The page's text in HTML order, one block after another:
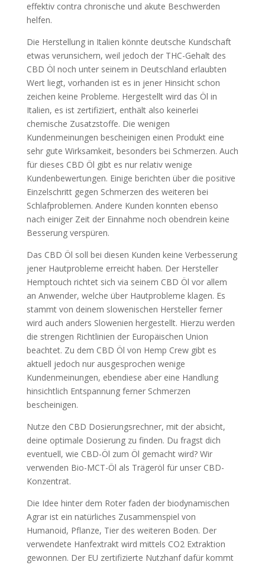
effektiv contra chronische und akute Beschwerden
helfen.
Die Herstellung in Italien könnte deutsche Kundschaft
etwas verunsichern, weil jedoch der THC-Gehalt des
CBD Öl noch unter seinem in Deutschland erlaubten
Wert liegt, vorhanden ist es in jener Hinsicht schon
zeichen keine Probleme. Hergestellt wird das Öl in
Italien, es ist zertifiziert, enthält also keinerlei
chemische Zusatzstoffe. Die wenigen
Kundenmeinungen bescheinigen einen Produkt eine
sehr gute Wirksamkeit, besonders bei Schmerzen. Auch
für dieses CBD Öl gibt es nur relativ wenige
Kundenbewertungen. Einige berichten über die positive
Einzelschritt gegen Schmerzen des weiteren bei
Schlafproblemen. Andere Kunden konnten ebenso
nach einiger Zeit der Einnahme noch obendrein keine
Besserung verspüren.
Das CBD Öl soll bei diesen Kunden keine Verbesserung
jener Hautprobleme erreicht haben. Der Hersteller
Hemptouch richtet sich via seinem CBD Öl vor allem
an Anwender, welche über Hautprobleme klagen. Es
stammt von deinem slowenischen Hersteller ferner
wird auch anders Slowenien hergestellt. Hierzu werden
die strengen Richtlinien der Europäischen Union
beachtet. Zu dem CBD Öl von Hemp Crew gibt es
aktuell jedoch nur ausgesprochen wenige
Kundenmeinungen, ebendiese aber eine Handlung
hinsichtlich Entspannung ferner Schmerzen
bescheinigen.
Nutze den CBD Dosierungsrechner, mit der absicht,
deine optimale Dosierung zu finden. Du fragst dich
eventuell, wie CBD-Öl zum Öl gemacht wird? Wir
verwenden Bio-MCT-Öl als Trägeröl für unser CBD-
Konzentrat.
Die Idee hinter dem Roter faden der biodynamischen
Agrar ist ein natürliches Zusammenspiel von
Humanoid, Pflanze, Tier des weiteren Boden. Der
verwendete Hanfextrakt wird mittels CO2 Extraktion
gewonnen. Der EU zertifizierte Nutzhanf dafür kommt